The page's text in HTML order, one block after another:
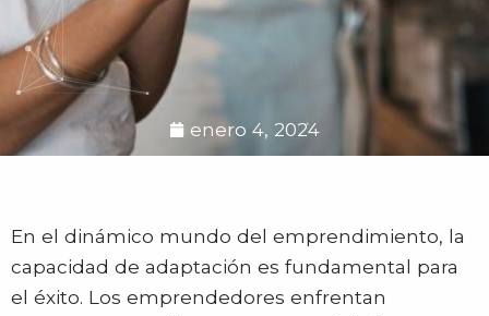
enero 4, 2024
En el dinámico mundo del emprendimiento, la
capacidad de adaptación es fundamental para
el éxito. Los emprendedores enfrentan